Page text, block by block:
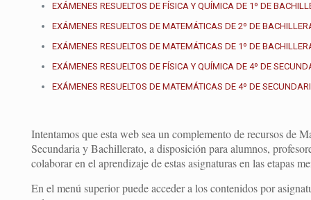
EXÁMENES RESUELTOS DE FÍSICA Y QUÍMICA DE 1º DE
EXÁMENES RESUELTOS DE MATEMÁTICAS DE 2º DE
EXÁMENES RESUELTOS DE MATEMÁTICAS DE 1º DE
EXÁMENES RESUELTOS DE FÍSICA Y QUÍMICA DE 4º DE
EXÁMENES RESUELTOS DE MATEMÁTICAS DE 4º DE
Intentamos que esta web sea un complemento de recursos de
Secundaria y Bachillerato, a disposición para alumnos,
colaborar en el aprendizaje de estas asignaturas en las etapas
En el menú superior puede acceder a los contenidos por